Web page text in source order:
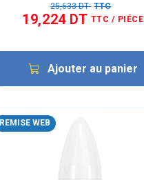
25,633 DT TTC
19,224 DT TTC / PIÉCE
Ajouter au panier
REMISE WEB